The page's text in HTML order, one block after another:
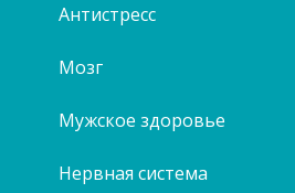
Антистресс
Мозг
Мужское здоровье
Нервная система